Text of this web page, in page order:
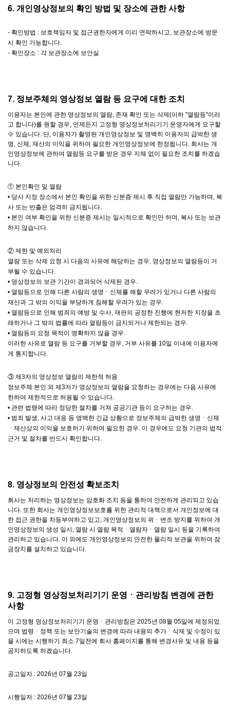
6. 개인영상정보의 확인 방법 및 장소에 관한 사항
- 확인방법 : 보호책임자 및 접근권한자에게 미리 연락하시고, 보관장소에 방문
시 확인 가능합니다.
- 확인장소 : 각 보관장소에 보안실
7. 정보주체의 영상정보 열람 등 요구에 대한 조치
이용자는 본인에 관한 영상정보의 열람, 존재 확인 또는 삭제(이하 "열람등"이라
고 합니다)를 원할 경우, 언제든지 고정형 영상정보처리기기 운영자에게 요구할
수 있습니다. 단, 이용자가 촬영된 개인영상정보 및 명백히 이용자의 급박한 생
명, 신체, 재산의 이익을 위하여 필요한 개인영상정보에 한정됩니다. 회사는 개
인영상정보에 관하여 열람등 요구를 받은 경우 지체 없이 필요한 조치를 하겠습
니다.
① 본인확인 및 열람
• 당사 지정 장소에서 본인 확인을 위한 신분증 제시 후 직접 열람만 가능하며, 복
사 또는 반출은 엄격히 금지됩니다.
• 본인 여부 확인을 위한 신분증 제시는 일시적으로 확인만 하며, 복사 또는 보관
하지 않습니다.
② 제한 및 예외처리
열람 또는 삭제 요청 시 다음의 사유에 해당하는 경우, 영상정보의 열람등이 거
부될 수 있습니다.
• 영상정보의 보관 기간이 경과되어 삭제된 경우.
• 열람등으로 인해 다른 사람의 생명ㆍ신체를 해할 우려가 있거나 다른 사람의
재산과 그 밖의 이익을 부당하게 침해할 우려가 있는 경우.
• 열람등으로 인해 범죄의 예방 및 수사, 재판의 공정한 진행에 현저한 지장을 초
래하거나 그 밖의 법률에 따라 열람등이 금지되거나 제한되는 경우.
• 열람등의 요청 목적이 명확하지 않을 경우.
이러한 사유로 열람 등 요구를 거부할 경우, 거부 사유를 10일 이내에 이용자에
게 통지합니다.
③ 제3자의 영상정보 열람의 제한적 허용
정보주체 본인 외 제3자가 영상정보의 열람을 요청하는 경우에는 다음 사유에
한하여 제한적으로 허용될 수 있습니다.
• 관련 법령에 따라 정당한 절차를 거쳐 공공기관 등이 요구하는 경우.
• 범죄 발생, 사고 대응 등 명백한 긴급 상황으로 정보주체의 급박한 생명ㆍ신체
ㆍ재산상의 이익을 보호하기 위하여 필요한 경우. 이 경우에도 요청 기관의 법적
근거 및 절차를 반드시 확인합니다.
8. 영상정보의 안전성 확보조치
회사는 처리하는 영상정보는 암호화 조치 등을 통하여 안전하게 관리되고 있습
니다. 또한 회사는 개인영상정보보호를 위한 관리적 대책으로서 개인정보에 대
한 접근 권한을 차등부여하고 있고, 개인영상정보의 위ㆍ변조 방지를 위하여 개
인영상정보의 생성 일시, 열람 시 열람 목적ㆍ열람자ㆍ열람 일시 등을 기록하여
관리하고 있습니다. 이 외에도 개인영상정보의 안전한 물리적 보관을 위하여 잠
금장치를 설치하고 있습니다.
9. 고정형 영상정보처리기기 운영ㆍ관리방침 변경에 관한
사항
이 고정형 영상정보처리기기 운영ㆍ관리방침은 2025년 08월 05일에 제정되었
으며 법령ㆍ정책 또는 보안기술의 변경에 따라 내용의 추가ㆍ삭제 및 수정이 있
을 시에는 시행하기 최소 7일전에 회사 홈페이지를 통해 변경사유 및 내용 등을
공지하도록 하겠습니다.
공고일자 : 2026년 07월 23일
시행일자 : 2026년 07월 23일